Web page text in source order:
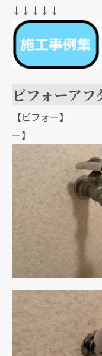
↓↓↓↓↓
ビフォーアフ
【ビフ
ー】